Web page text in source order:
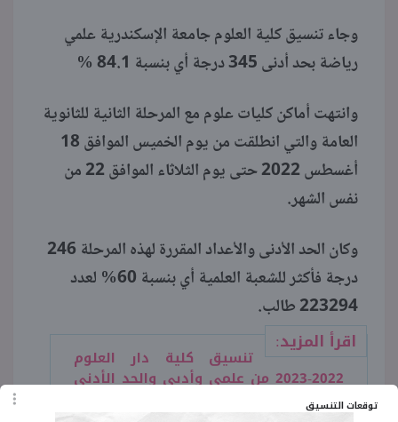
توقعات التنسيق
وجاء تنسيق كلية العلوم جامعة الإسكندرية علمي
رياضة بحد أدنى 345 درجة أي بنسبة 84.1 %
وانتهت أماكن كليات علوم مع المرحلة الثانية للثانوية
العامة والتي انطلقت من يوم الخميس الموافق 18
أغسطس 2022 حتى يوم الثلاثاء الموافق 22 من
نفس الشهر.
وكان الحد الأدنى والأعداد المقررة لهذه المرحلة 246
درجة فأكثر للشعبة العلمية أي بنسبة 60% لعدد
223294 طالب.
اقرأ المزيد:
تنسيق كلية دار العلوم
2022-2023 من علمي وأدبي والحد الأدنى
للقبول